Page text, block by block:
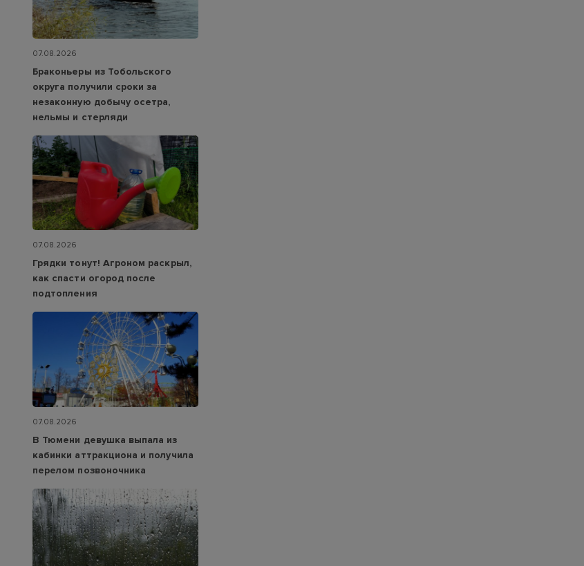
07.08.2026
Браконьеры из Тобольского
округа получили сроки за
незаконную добычу осетра,
нельмы и стерляди
07.08.2026
Грядки тонут! Агроном раскрыл,
как спасти огород после
подтопления
07.08.2026
В Тюмени девушка выпала из
кабинки аттракциона и получила
перелом позвоночника